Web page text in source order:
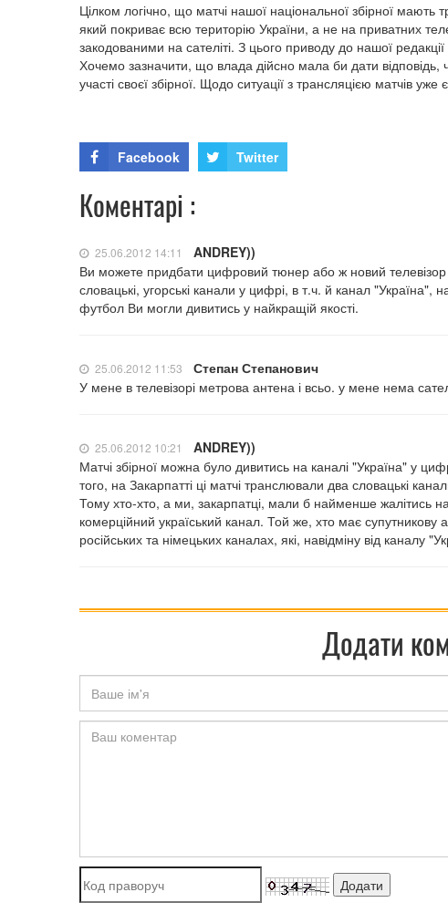
Цілком логічно, що матчі нашої національної збірної
який покриває всю територію України, а не на приватних
закодованими на сателіті. З цього приводу до нашої
Хочемо зазначити, що влада дійсно мала би дати відповідь,
участі своєї збірної. Щодо ситуації з трансляцією матчів уже
Facebook Twitter
Коментарі :
25.06.2012 14:11
ANDREY))
Ви можете придбати цифровий тюнер або ж новий телевізор
словацькі, угорські канали у цифрі, в т.ч. й канал
футбол Ви могли дивитись у найкращій якості.
25.06.2012 11:53
Степан Степанович
У мене в телевізорі метрова антена і всьо. у мене нема
25.06.2012 10:21
ANDREY))
Матчі збірної можна було дивитись на каналі "Україна" у
того, на Закарпатті ці матчі транслювали два словацькі
Тому хто-хто, а ми, закарпатці, мали б найменше жалітись
комерційний україський канал. Той же, хто має супутникову
російських та німецьких каналах, які, навідміну від каналу
Додати